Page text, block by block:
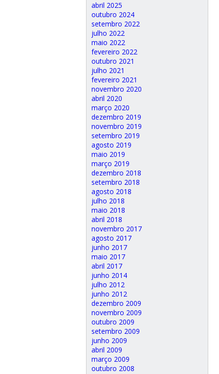
abril 2025
outubro 2024
setembro 2022
julho 2022
maio 2022
fevereiro 2022
outubro 2021
julho 2021
fevereiro 2021
novembro 2020
abril 2020
março 2020
dezembro 2019
novembro 2019
setembro 2019
agosto 2019
maio 2019
março 2019
dezembro 2018
setembro 2018
agosto 2018
julho 2018
maio 2018
abril 2018
novembro 2017
agosto 2017
junho 2017
maio 2017
abril 2017
junho 2014
julho 2012
junho 2012
dezembro 2009
novembro 2009
outubro 2009
setembro 2009
junho 2009
abril 2009
março 2009
outubro 2008